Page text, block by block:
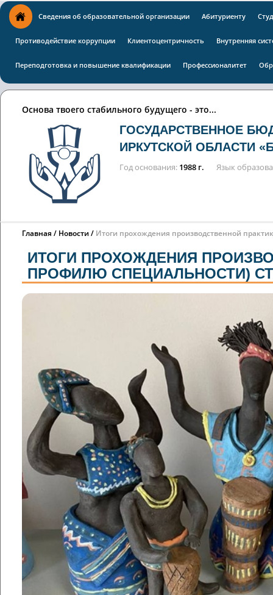
Сведения об образовательной организации Абитуриенту
Противодействие коррупции Клиентоцентричность Внутренняя
Переподготовка и повышение квалификации Профессионалитет
Основа твоего стабильного будущего - это...
ГОСУДАРСТВЕННОЕ
ИРКУТСКОЙ ОБЛАСТИ
Год основания 1988 г. Язык
Главная Новости Итоги прохождения производственной
ИТОГИ ПРОХОЖДЕНИЯ
ПРОФИЛЮ СПЕЦИАЛЬНОСТИ)